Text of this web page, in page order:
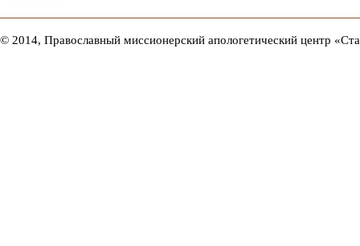
© 2014, Православный миссионерский апологетический центр